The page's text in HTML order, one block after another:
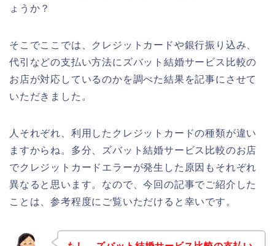
ょうか？
そこでここでは、クレジットカードや銀行振り込み、
代引などの支払い方法にズバット結婚サービス比較の
お店が対応しているのかを調べた結果を記事にさせて
いただきました。
人それぞれ、利用したクレジットカードの種類が違い
ますからね。多分、ズバット結婚サービス比較のお店
でクレジットカードエラーが発生した原因もそれぞれ
異なると思います。なので、今回の記事でご紹介した
ことは、参考程度にご覧いただけると幸いです。